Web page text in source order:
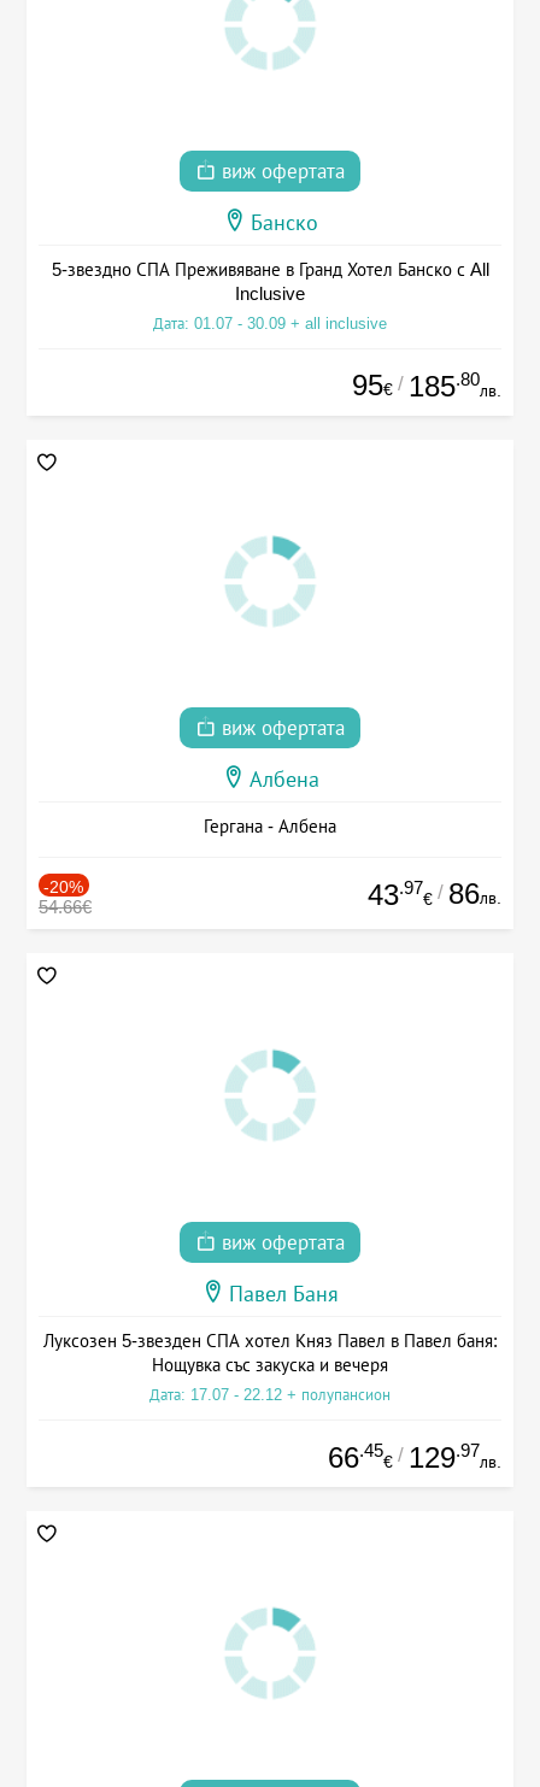
виж офертата
Банско
5-звездно СПА Преживяване в Гранд Хотел Банско с All
Inclusive
Дата: 01.07 - 30.09 + all inclusive
95€ / 185.80
лв.
виж офертата
Албена
Гергана - Албена
-20%
54.66€ 43.97
€ / 86лв.
виж офертата
Павел Баня
Луксозен 5-звезден СПА хотел Княз Павел в Павел баня:
Нощувка със закуска и вечеря
Дата: 17.07 - 22.12 + полупансион
66.45
€ / 129.97
лв.